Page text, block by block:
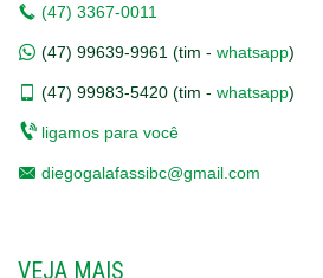
(47) 3367-0011
(47) 99639-9961 (tim - whatsapp)
(47) 99983-5420 (tim - whatsapp)
ligamos para você
diegogalafassibc@gmail.com
VEJA MAIS